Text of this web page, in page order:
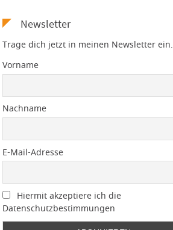
Newsletter
Trage dich jetzt in meinen Newsletter ein.
Vorname
Nachname
E-Mail-Adresse
Hiermit akzeptiere ich die
Datenschutzbestimmungen